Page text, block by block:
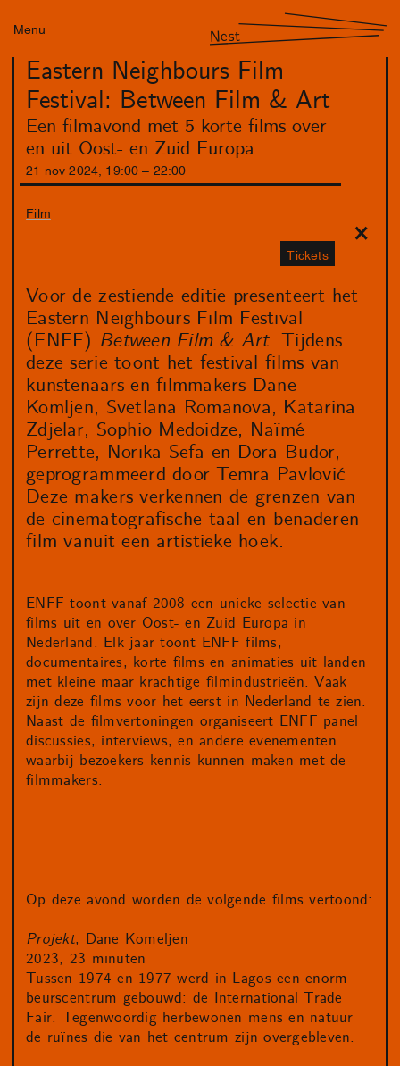
Menu Nest
Eastern Neighbours Film
Festival: Between Film & Art
Een filmavond met 5 korte films over
en uit Oost- en Zuid Europa
21 nov 2024 19:00 22 :00
Film
Tickets
Voor de zestiende editie presenteert het
Eastern Neighbours Film Festival
(ENFF) Between Film & Art. Tijdens
deze serie toont het festival films van
kunstenaars en filmmakers Dane
Komljen, Svetlana Romanova, Katarina
Zdjelar, Sophio Medoidze, Naïmé
Perrette, Norika Sefa en Dora Budor,
geprogrammeerd door Temra Pavlović
Deze makers verkennen de grenzen van
de cinematografische taal en benaderen
film vanuit een artistieke hoek.
ENFF toont vanaf 2008 een unieke selectie van
films uit en over Oost- en Zuid Europa in
Nederland. Elk jaar toont ENFF films,
documentaires, korte films en animaties uit landen
met kleine maar krachtige filmindustrieën. Vaak
zijn deze films voor het eerst in Nederland te zien.
Naast de filmvertoningen organiseert ENFF panel
discussies, interviews, en andere evenementen
waarbij bezoekers kennis kunnen maken met de
filmmakers.
Op deze avond worden de volgende films vertoond:
Projekt, Dane Komeljen
2023, 23 minuten
Tussen 1974 en 1977 werd in Lagos een enorm
beurscentrum gebouwd: de International Trade
Fair. Tegenwoordig herbewonen mens en natuur
de ruïnes die van het centrum zijn overgebleven.